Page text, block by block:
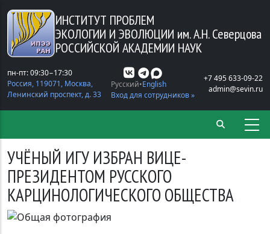
Перейти к основному содержанию
ИНСТИТУТ ПРОБЛЕМ
ЭКОЛОГИИ И ЭВОЛЮЦИИ им. А.Н. Северцова
РОССИЙСКОЙ АКАДЕМИИ НАУК
пн-пт: 09:30−17:30
Россия, 119071, Москва,
Ленинский проспект, д. 33
Русский English
Вход для сотрудников »
+7 495 633-09-22
admin@sevin.ru
УЧЁНЫЙ ИГУ ИЗБРАН ВИЦЕ-
ПРЕЗИДЕНТОМ РУССКОГО
КАРЦИНОЛОГИЧЕСКОГО ОБЩЕСТВА